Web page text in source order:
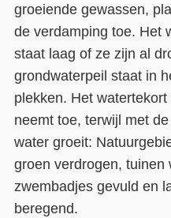
groeiende gewassen,
de verdamping toe. Het
staat laag of ze zijn al
grondwaterpeil staat in
plekken. Het
neemt toe, terwijl met
water groeit:
groen verdrogen, tuinen
zwembadjes gevuld en
beregend.